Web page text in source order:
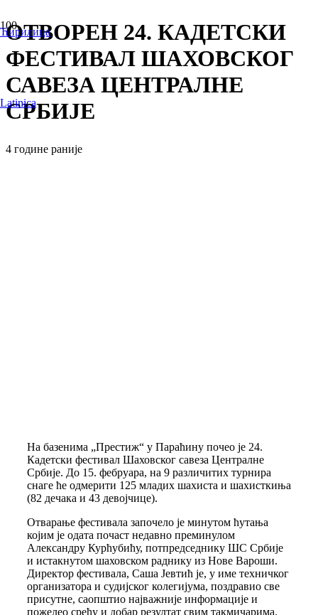
Ћирилица
Latinica
ОТВОРЕН 24. КАДЕТСКИ
ФЕСТИВАЛ ШАХОВСКОГ
САВЕЗА ЦЕНТРАЛНЕ
СРБИЈЕ
4 године раније
На базенима „Престиж“ у Параћину почео је 24.
Кадетски фестивал Шаховског савеза Централне
Србије. До 15. фебруара, на 9 различитих турнира
снаге ће одмерити 125 младих шахиста и шахисткиња
(82 дечака и 43 девојчице).
Отварање фестивала започело је минутом ћутања
којим је одата почаст недавно преминулом
Александру Курћубићу, потпредседнику ШС Србије
и истакнутом шаховском раднику из Нове Вароши.
Директор фестивала, Саша Јевтић је, у име техничког
организатора и судијског колегијума, поздравио све
присутне, саопштио најважније информације и
пожелео срећу и добар резултат свим такмичарима.